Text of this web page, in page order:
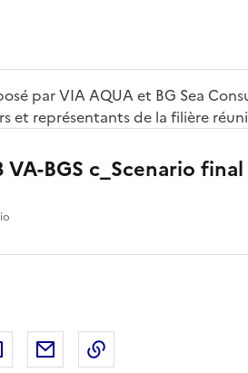
par VIA AQUA et BG Sea
et représentants de la filière
VA-BGS c_Scenario final
sur X
Partager sur LinkedIn
Partager par email